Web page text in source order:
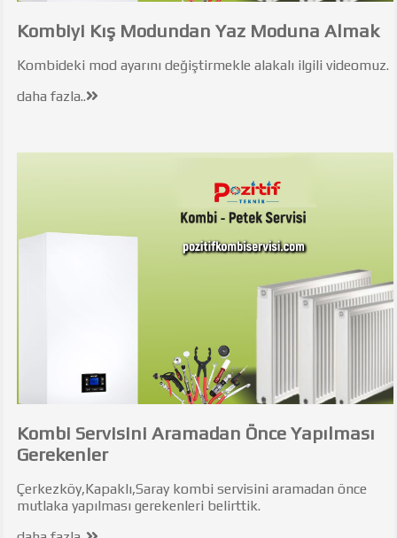
Kombiyi Kış Modundan Yaz Moduna Almak
Kombideki mod ayarını değiştirmekle alakalı ilgili videomuz.
daha fazla..
Kombi Servisini Aramadan Önce Yapılması
Gerekenler
Çerkezköy,Kapaklı,Saray kombi servisini aramadan önce
mutlaka yapılması gerekenleri belirttik.